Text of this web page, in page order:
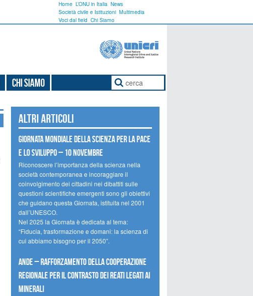
Home L’ONU in Italia News
Società civile e Istituzioni Multimedia
Voci dal field Chi Siamo
Chi Siamo
Altri articoli
Giornata mondiale della scienza per la pace
e lo sviluppo – 10 novembre
Riconoscere l’importanza della scienza nella
società contemporanea e incoraggiare il
coinvolgimento dei cittadini nei dibattiti sulle
questioni scientifiche emergenti sono gli obiettivi
che guidano questa Giornata, istituita nel 2001
dall’UNESCO.
Nel 2025 la Giornata è dedicata al tema:
“Fiducia, trasformazione e domani: la scienza di
cui abbiamo bisogno per il 2050”.
Ande – Rafforzamento della cooperazione
regionale per il contrasto dei reati legati ai
minerali